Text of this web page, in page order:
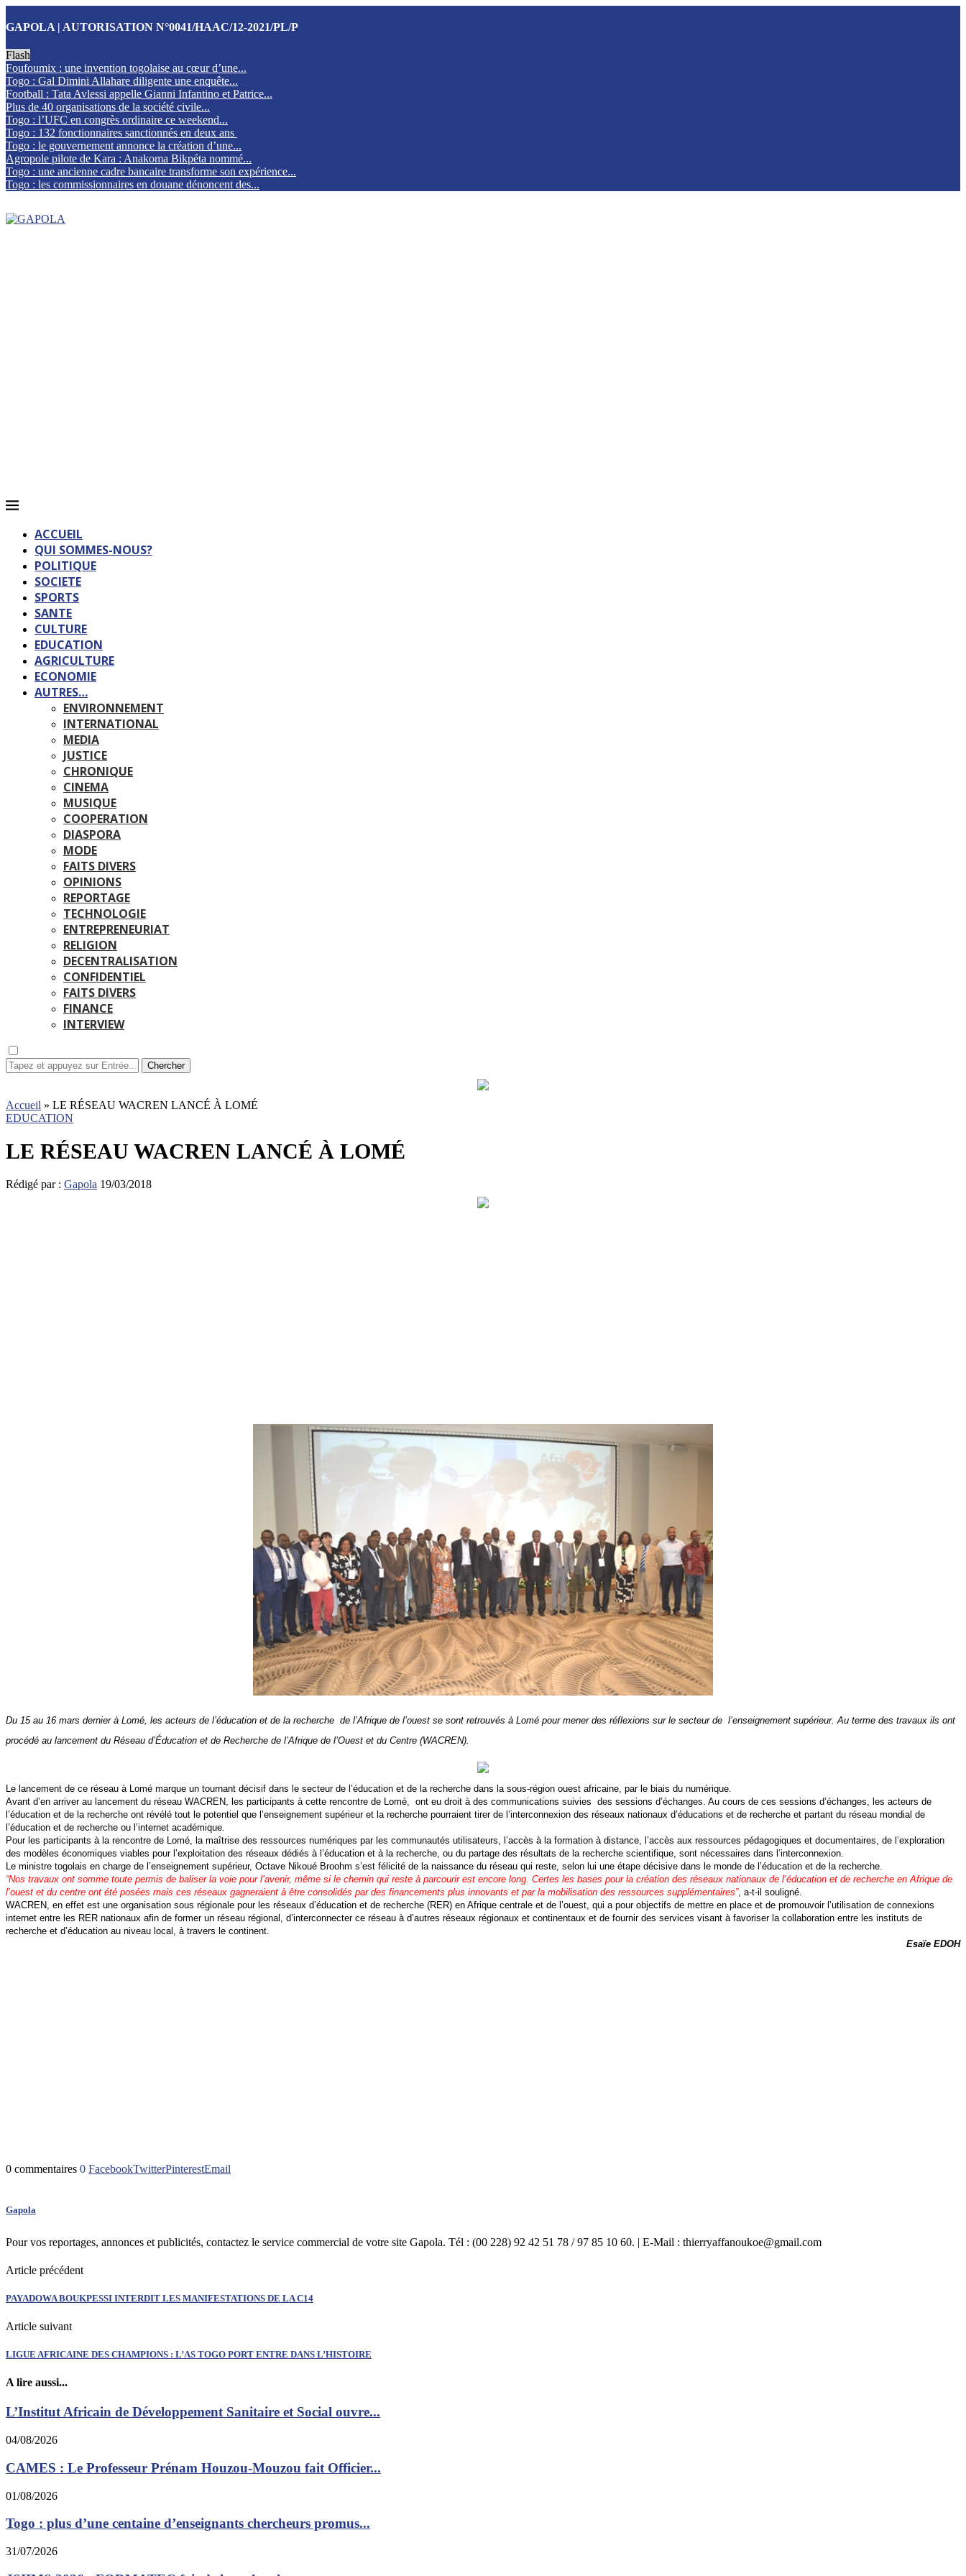
GAPOLA | AUTORISATION N°0041/HAAC/12-2021/PL/P
Flash
Foufoumix : une invention togolaise au cœur d’une...
Togo : Gal Dimini Allahare diligente une enquête...
Football : Tata Avlessi appelle Gianni Infantino et Patrice...
Plus de 40 organisations de la société civile...
Togo : l’UFC en congrès ordinaire ce weekend...
Togo : 132 fonctionnaires sanctionnés en deux ans
Togo : le gouvernement annonce la création d’une...
Agropole pilote de Kara : Anakoma Bikpéta nommé...
Togo : une ancienne cadre bancaire transforme son expérience...
Togo : les commissionnaires en douane dénoncent des...
ACCUEIL
QUI SOMMES-NOUS?
POLITIQUE
SOCIETE
SPORTS
SANTE
CULTURE
EDUCATION
AGRICULTURE
ECONOMIE
AUTRES…
ENVIRONNEMENT
INTERNATIONAL
MEDIA
JUSTICE
CHRONIQUE
CINEMA
MUSIQUE
COOPERATION
DIASPORA
MODE
FAITS DIVERS
OPINIONS
REPORTAGE
TECHNOLOGIE
ENTREPRENEURIAT
RELIGION
DECENTRALISATION
CONFIDENTIEL
FAITS DIVERS
FINANCE
INTERVIEW
Chercher
Accueil » LE RÉSEAU WACREN LANCÉ À LOMÉ
EDUCATION
LE RÉSEAU WACREN LANCÉ À LOMÉ
Rédigé par : Gapola 19/03/2018
Du 15 au 16 mars dernier à Lomé, les acteurs de l’éducation et de la recherche de l’Afrique de l’ouest se sont retrouvés à Lomé pour mener des réflexions sur le secteur de l’enseignement supérieur. Au terme des travaux ils ont
procédé au lancement du Réseau d’Éducation et de Recherche de l’Afrique de l’Ouest et du Centre (WACREN).
Le lancement de ce réseau à Lomé marque un tournant décisif dans le secteur de l’éducation et de la recherche dans la sous-région ouest africaine, par le biais du numérique.
Avant d’en arriver au lancement du réseau WACREN, les participants à cette rencontre de Lomé, ont eu droit à des communications suivies des sessions d’échanges. Au cours de ces sessions d’échanges, les acteurs de
l’éducation et de la recherche ont révélé tout le potentiel que l’enseignement supérieur et la recherche pourraient tirer de l’interconnexion des réseaux nationaux d’éducations et de recherche et partant du réseau mondial de
l’éducation et de recherche ou l’internet académique.
Pour les participants à la rencontre de Lomé, la maîtrise des ressources numériques par les communautés utilisateurs, l’accès à la formation à distance, l’accès aux ressources pédagogiques et documentaires, de l’exploration
des modèles économiques viables pour l’exploitation des réseaux dédiés à l’éducation et à la recherche, ou du partage des résultats de la recherche scientifique, sont nécessaires dans l’interconnexion.
Le ministre togolais en charge de l’enseignement supérieur, Octave Nikoué Broohm s’est félicité de la naissance du réseau qui reste, selon lui une étape décisive dans le monde de l’éducation et de la recherche.
“Nos travaux ont somme toute permis de baliser la voie pour l’avenir, même si le chemin qui reste à parcourir est encore long. Certes les bases pour la création des réseaux nationaux de l’éducation et de recherche en Afrique de
l’ouest et du centre ont été posées mais ces réseaux gagneraient à être consolidés par des financements plus innovants et par la mobilisation des ressources supplémentaires”, a-t-il souligné.
WACREN, en effet est une organisation sous régionale pour les réseaux d’éducation et de recherche (RER) en Afrique centrale et de l’ouest, qui a pour objectifs de mettre en place et de promouvoir l’utilisation de connexions
internet entre les RER nationaux afin de former un réseau régional, d’interconnecter ce réseau à d’autres réseaux régionaux et continentaux et de fournir des services visant à favoriser la collaboration entre les instituts de
recherche et d’éducation au niveau local, à travers le continent.
Esaïe EDOH
0 commentaires 0 FacebookTwitterPinterestEmail
Gapola
Pour vos reportages, annonces et publicités, contactez le service commercial de votre site Gapola. Tél : (00 228) 92 42 51 78 / 97 85 10 60. | E-Mail : thierryaffanoukoe@gmail.com
Article précédent
PAYADOWA BOUKPESSI INTERDIT LES MANIFESTATIONS DE LA C14
Article suivant
LIGUE AFRICAINE DES CHAMPIONS : L’AS TOGO PORT ENTRE DANS L’HISTOIRE
A lire aussi...
L’Institut Africain de Développement Sanitaire et Social ouvre...
04/08/2026
CAMES : Le Professeur Prénam Houzou-Mouzou fait Officier...
01/08/2026
Togo : plus d’une centaine d’enseignants chercheurs promus...
31/07/2026